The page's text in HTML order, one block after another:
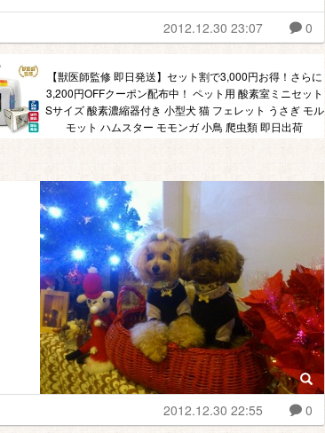
2012.12.30 23:07 0
【獣医師監修 即日発送】セット割で3,000円お得！さらに
3,200円OFFクーポン配布中！ ペット用 酸素室ミニセット
Sサイズ 酸素濃縮器付き 小型犬 猫 フェレット うさぎ モル
モット ハムスター モモンガ 小鳥 爬虫類 即日出荷
2012.12.30 22:55 0